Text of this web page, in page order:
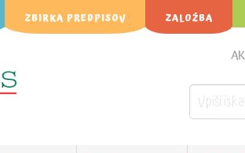
ZBIRKA PREDPISOV ZALOŽBA